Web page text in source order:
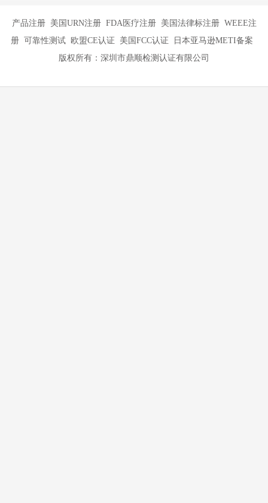
产品注册 美国URN注册 FDA医疗注册 美国法律标注册 WEEE注
册 可靠性测试 欧盟CE认证 美国FCC认证 日本亚马逊METI备案
版权所有：深圳市鼎顺检测认证有限公司